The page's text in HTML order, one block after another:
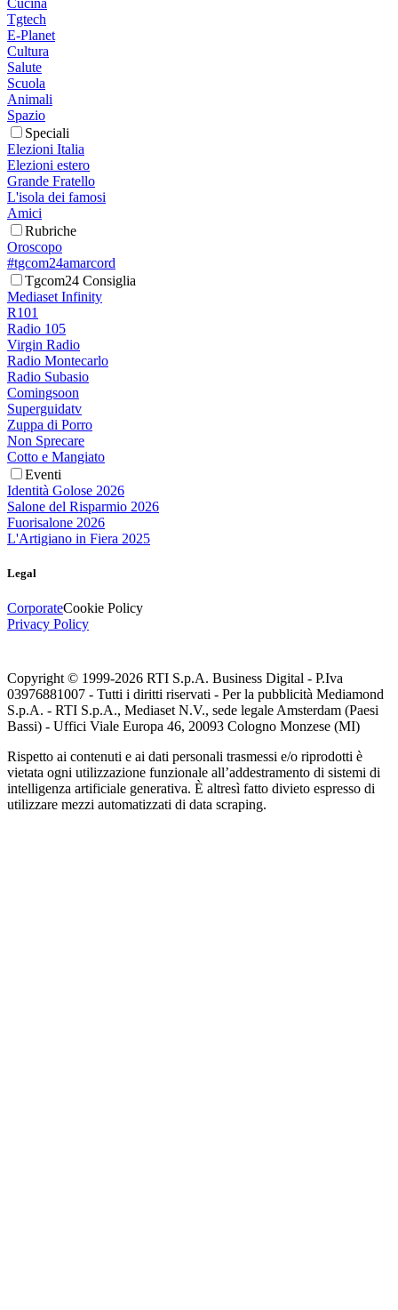
Cucina
Tgtech
E-Planet
Cultura
Salute
Scuola
Animali
Spazio
Speciali
Elezioni Italia
Elezioni estero
Grande Fratello
L'isola dei famosi
Amici
Rubriche
Oroscopo
#tgcom24amarcord
Tgcom24 Consiglia
Mediaset Infinity
R101
Radio 105
Virgin Radio
Radio Montecarlo
Radio Subasio
Comingsoon
Superguidatv
Zuppa di Porro
Non Sprecare
Cotto e Mangiato
Eventi
Identità Golose 2026
Salone del Risparmio 2026
Fuorisalone 2026
L'Artigiano in Fiera 2025
Legal
CorporateCookie Policy
Privacy Policy
Copyright © 1999-2026 RTI S.p.A. Business Digital - P.Iva
03976881007 - Tutti i diritti riservati - Per la pubblicità Mediamond
S.p.A. - RTI S.p.A., Mediaset N.V., sede legale Amsterdam (Paesi
Bassi) - Uffici Viale Europa 46, 20093 Cologno Monzese (MI)
Rispetto ai contenuti e ai dati personali trasmessi e/o riprodotti è
vietata ogni utilizzazione funzionale all’addestramento di sistemi di
intelligenza artificiale generativa. È altresì fatto divieto espresso di
utilizzare mezzi automatizzati di data scraping.